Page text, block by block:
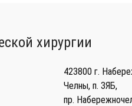
хирургии
423800 г.
Челны, п. ЗЯБ,
пр.